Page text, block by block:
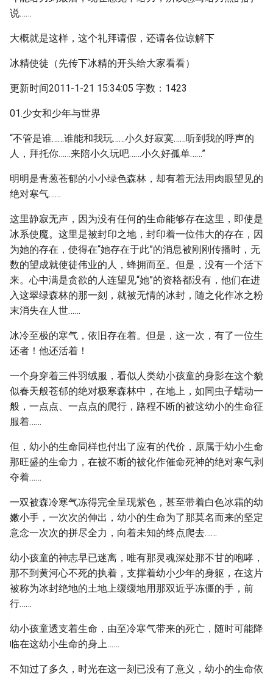
说……
大概就是这样，这个礼拜请假，还请各位谅解下
冰精使徒（先传下冰精的开头给大家看看）
更新时间2011-1-21 15:34:05 字数：1423
01.少女和少年与世界
“不管是谁……谁能和我玩……小久好寂寞……听到我的呼声的
人，拜托你……来陪小久玩吧……小久好孤单……”
明明是青葱苍郁的小小绿色森林，却有着无法用肉眼望见的
绝对寒气……
这里静寂无声，因为没有任何的生命能够存在这里，即使是
冰系使魔。这里是被封印之地，封印着一位伟大的存在，因
为她的存在，使得在“她存在于此”的消息被刚刚传播时，无
数的望成就使徒伟业的人，蜂拥而至。但是，没有一个活下
来。心中满是贪欲的人连望见“她”的资格都没有，他们在进
入这翠绿森林的那一刻，就被无情的冰封，随之化作冰之粉
末消失在人世……
冰冷至极的寒气，依旧存在着。但是，这一次，有了一位生
还者！他还活着！
一个身穿着三件羽绒服，看似人类幼小孩童的身影在这个貌
似春天般苍郁的绝对极寒森林中，在地上，如同虫子蠕动一
般，一点点、一点点的爬行，路程不断的被这幼小的生命征
服着……
但，幼小的生命同样也付出了应有的代价，原属于幼小生命
那旺盛的生命力，在被不断的被化作催命死神的绝对寒气剥
夺着……
一双被森冷寒气冻得完全呈现紫色，甚至带着白色冰霜的幼
嫩小手，一次次的伸出，幼小的生命为了那莫名而来的坚定
意念一次次的拼尽全力，向着未知的终点爬去……
幼小孩童的神志早已迷离，唯有那灵魂深处那不甘的咆哮，
那不到黄河心不死的执着，支撑着幼小少年的身躯，在这片
被称为冰封绝地的土地上缓缓地用那双近乎冻僵的手，前
行……
幼小孩童透支着生命，由至冷寒气带来的死亡，随时可能降
临在这幼小生命的身上……
不知过了多久，时光在这一刻已没有了意义，幼小的生命依